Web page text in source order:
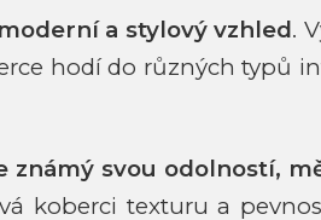
a stylový vzhled.
hodí do různých typů
známý svou odolností,
koberci texturu a